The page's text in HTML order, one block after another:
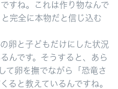
すね。これは作り物なんで
完全に本物だと信じ込む
卵と子どもだけにした状況
んです。そうすると、あら
て卵を撫でながら「恐竜さ
ると教えているんですね。